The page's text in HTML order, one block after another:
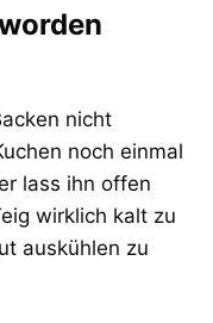
nicht
noch einmal
lass ihn offen
wirklich kalt zu
auskühlen zu